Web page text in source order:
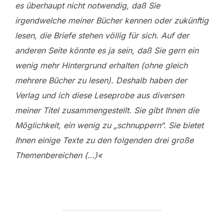
es überhaupt nicht notwendig, daß Sie
irgendwelche meiner Bücher kennen oder zukünftig
lesen, die Briefe stehen völlig für sich. Auf der
anderen Seite könnte es ja sein, daß Sie gern ein
wenig mehr Hintergrund erhalten (ohne gleich
mehrere Bücher zu lesen). Deshalb haben der
Verlag und ich diese Leseprobe aus diversen
meiner Titel zusammengestellt. Sie gibt Ihnen die
Möglichkeit, ein wenig zu „schnuppern“. Sie bietet
Ihnen einige Texte zu den folgenden drei große
Themenbereichen (…)«